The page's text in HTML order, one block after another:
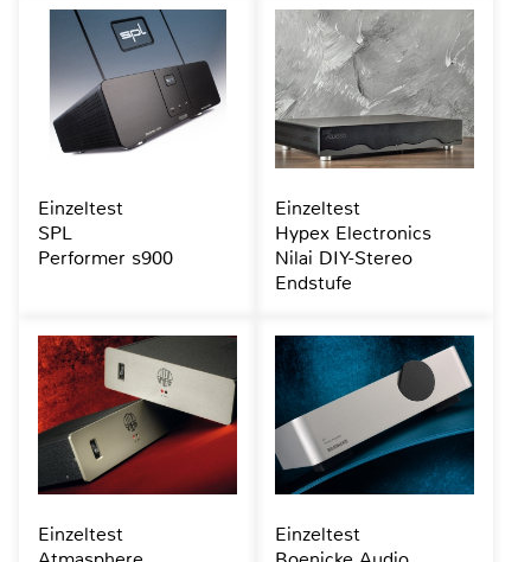
Einzeltest
SPL
Performer s900
Einzeltest
Hypex Electronics
Nilai DIY-Stereo
Endstufe
Einzeltest
Einzeltest